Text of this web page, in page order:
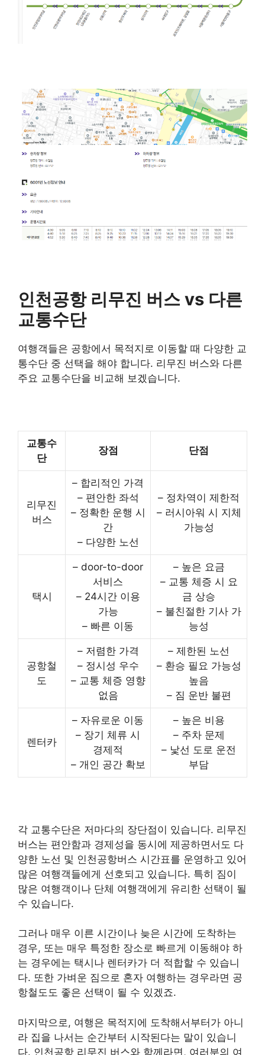
인천공항 리무진 버스 vs 다른
교통수단
여행객들은 공항에서 목적지로 이동할 때 다양한 교
통수단 중 선택을 해야 합니다. 리무진 버스와 다른
주요 교통수단을 비교해 보겠습니다.
교통수
단
장점 단점
리무진
버스
– 합리적인 가격
– 편안한 좌석
– 정확한 운행 시
간
– 다양한 노선
– 정차역이 제한적
– 러시아워 시 지체
가능성
택시
– door-to-door
서비스
– 24시간 이용
가능
– 빠른 이동
– 높은 요금
– 교통 체증 시 요
금 상승
– 불친절한 기사 가
능성
공항철
도
– 저렴한 가격
– 정시성 우수
– 교통 체증 영향
없음
– 제한된 노선
– 환승 필요 가능성
높음
– 짐 운반 불편
렌터카
– 자유로운 이동
– 장기 체류 시
경제적
– 개인 공간 확보
– 높은 비용
– 주차 문제
– 낯선 도로 운전
부담
각 교통수단은 저마다의 장단점이 있습니다. 리무진
버스는 편안함과 경제성을 동시에 제공하면서도 다
양한 노선 및 인천공항버스 시간표를 운영하고 있어
많은 여행객들에게 선호되고 있습니다. 특히 짐이
많은 여행객이나 단체 여행객에게 유리한 선택이 될
수 있습니다.
그러나 매우 이른 시간이나 늦은 시간에 도착하는
경우, 또는 매우 특정한 장소로 빠르게 이동해야 하
는 경우에는 택시나 렌터카가 더 적합할 수 있습니
다. 또한 가벼운 짐으로 혼자 여행하는 경우라면 공
항철도도 좋은 선택이 될 수 있겠죠.
마지막으로, 여행은 목적지에 도착해서부터가 아니
라 집을 나서는 순간부터 시작된다는 말이 있습니
다. 인천공항 리무진 버스와 함께라면, 여러분의 여